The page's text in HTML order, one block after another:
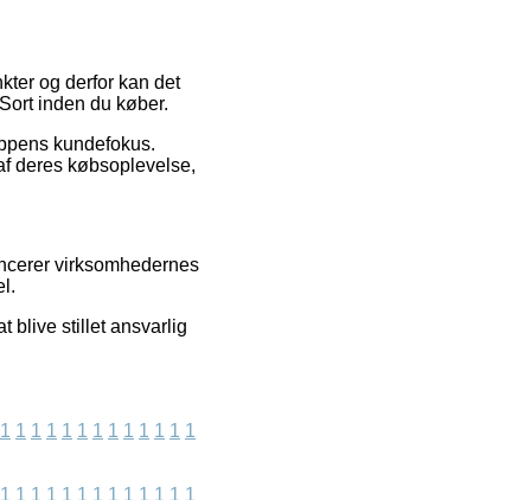
og derfor kan det
inden du køber.
kundefokus.
deres købsoplevelse,
virksomhedernes
blive stillet ansvarlig
1 1 1 1 1 1 1 1 1 1 1 1 1
1 1 1 1 1 1 1 1 1 1 1 1 1